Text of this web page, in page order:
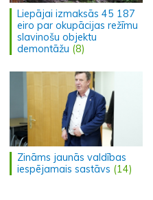
Liepājai izmaksās 45 187
eiro par okupācijas režīmu
slavinošu objektu
demontāžu (8)
Zināms jaunās valdības
iespējamais sastāvs (14)